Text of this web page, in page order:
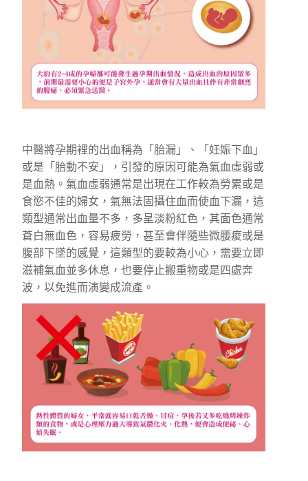
中醫將孕期裡的出血稱為「胎漏」、「妊娠下血」
或是「胎動不安」，引發的原因可能為氣血虛弱或
是血熱。氣血虛弱通常是出現在工作較為勞累或是
食慾不佳的婦女，氣無法固攝住血而使血下漏，這
類型通常出血量不多，多呈淡粉紅色，其面色通常
蒼白無血色，容易疲勞，甚至會伴隨些微腰痠或是
腹部下墜的感覺，這類型的要較為小心，需要立即
滋補氣血並多休息，也要停止搬重物或是四處奔
波，以免進而演變成流產。